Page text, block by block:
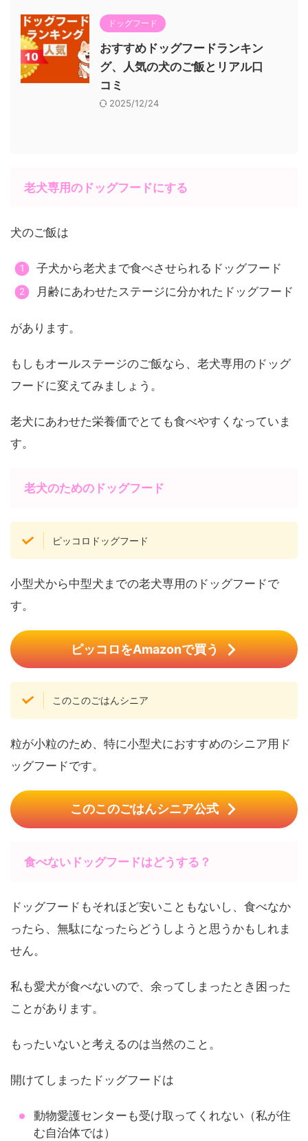
ドッグフード
おすすめドッグフードランキン
グ、人気の犬のご飯とリアル口
コミ
2025/12/24
老犬専用のドッグフードにする
犬のご飯は
子犬から老犬まで食べさせられるドッグフード
月齢にあわせたステージに分かれたドッグフード
があります。
もしもオールステージのご飯なら、老犬専用のドッグ
フードに変えてみましょう。
老犬にあわせた栄養価でとても食べやすくなっていま
す。
老犬のためのドッグフード
ピッコロドッグフード
小型犬から中型犬までの老犬専用のドッグフードで
す。
ピッコロをAmazonで買う
このこのごはんシニア
粒が小粒のため、特に小型犬におすすめのシニア用ド
ッグフードです。
このこのごはんシニア公式
食べないドッグフードはどうする？
ドッグフードもそれほど安いこともないし、食べなか
ったら、無駄になったらどうしようと思うかもしれま
せん。
私も愛犬が食べないので、余ってしまったとき困った
ことがあります。
もったいないと考えるのは当然のこと。
開けてしまったドッグフードは
動物愛護センターも受け取ってくれない（私が住
む自治体では）